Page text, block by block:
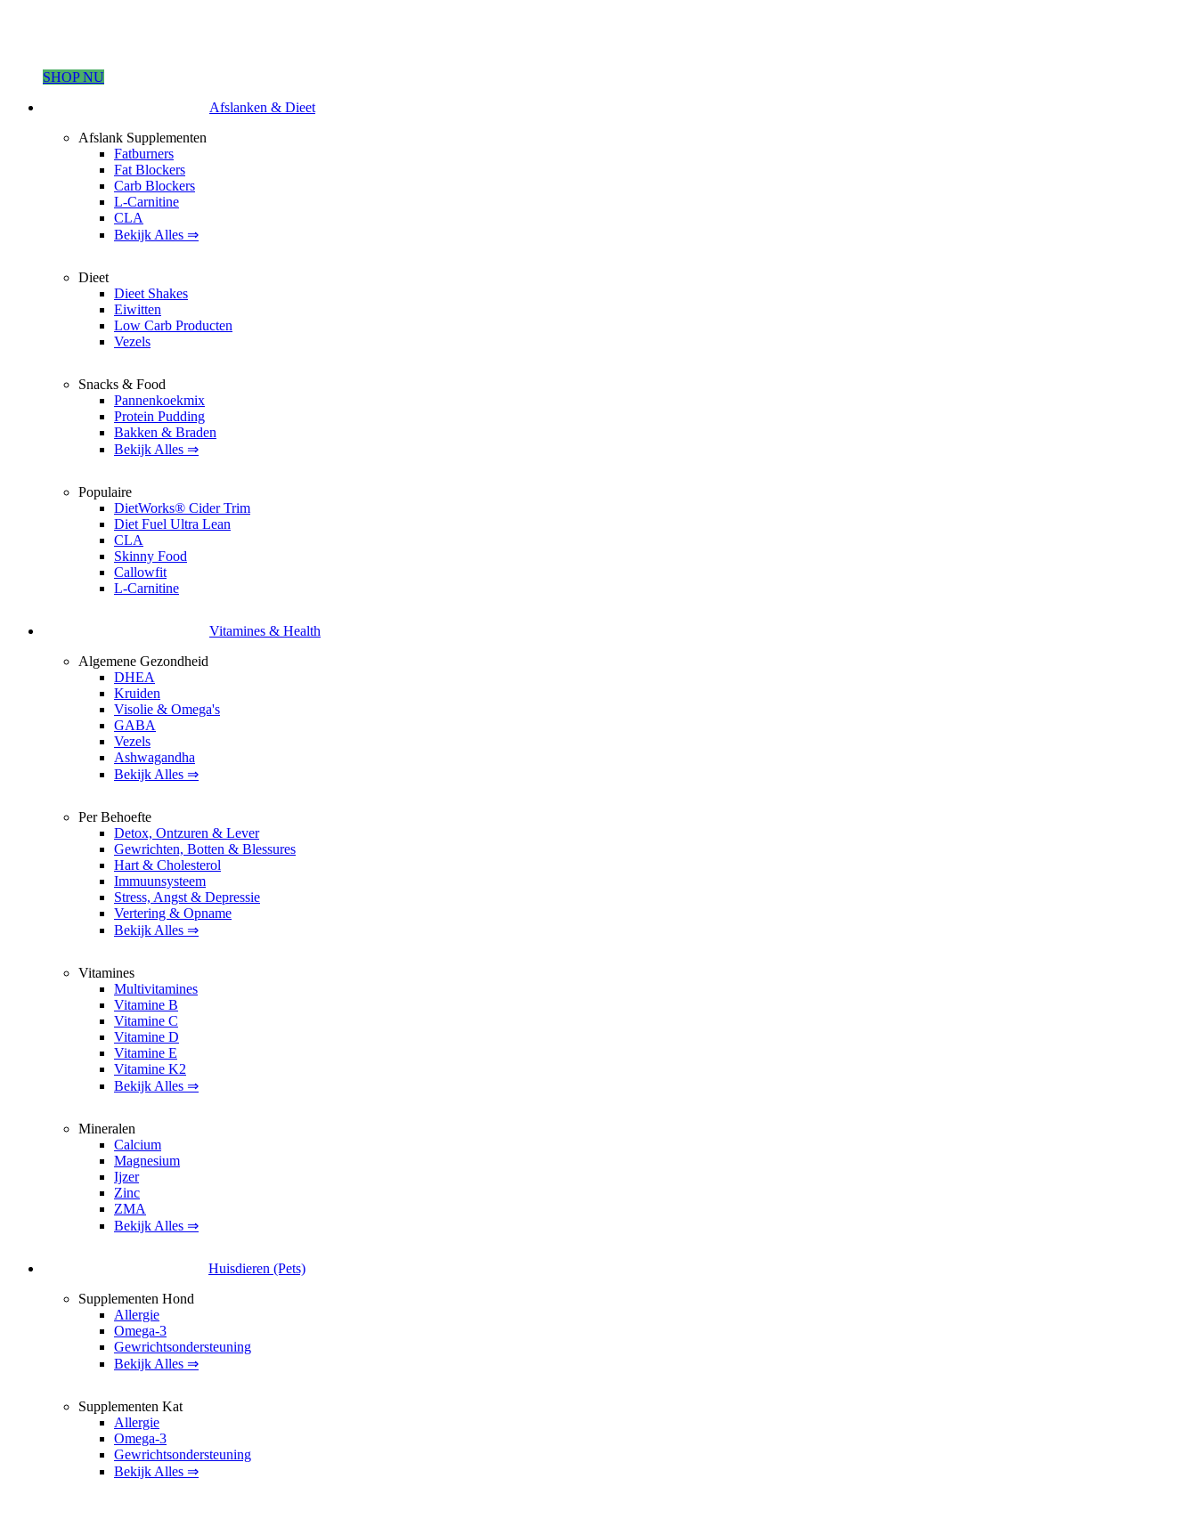
SHOP NU
Afslanken & Dieet
Afslank Supplementen
Fatburners
Fat Blockers
Carb Blockers
L-Carnitine
CLA
Bekijk Alles ⇒
Dieet
Dieet Shakes
Eiwitten
Low Carb Producten
Vezels
Snacks & Food
Pannenkoekmix
Protein Pudding
Bakken & Braden
Bekijk Alles ⇒
Populaire
DietWorks® Cider Trim
Diet Fuel Ultra Lean
CLA
Skinny Food
Callowfit
L-Carnitine
Vitamines & Health
Algemene Gezondheid
DHEA
Kruiden
Visolie & Omega's
GABA
Vezels
Ashwagandha
Bekijk Alles ⇒
Per Behoefte
Detox, Ontzuren & Lever
Gewrichten, Botten & Blessures
Hart & Cholesterol
Immuunsysteem
Stress, Angst & Depressie
Vertering & Opname
Bekijk Alles ⇒
Vitamines
Multivitamines
Vitamine B
Vitamine C
Vitamine D
Vitamine E
Vitamine K2
Bekijk Alles ⇒
Mineralen
Calcium
Magnesium
Ijzer
Zinc
ZMA
Bekijk Alles ⇒
Huisdieren (Pets)
Supplementen Hond
Allergie
Omega-3
Gewrichtsondersteuning
Bekijk Alles ⇒
Supplementen Kat
Allergie
Omega-3
Gewrichtsondersteuning
Bekijk Alles ⇒